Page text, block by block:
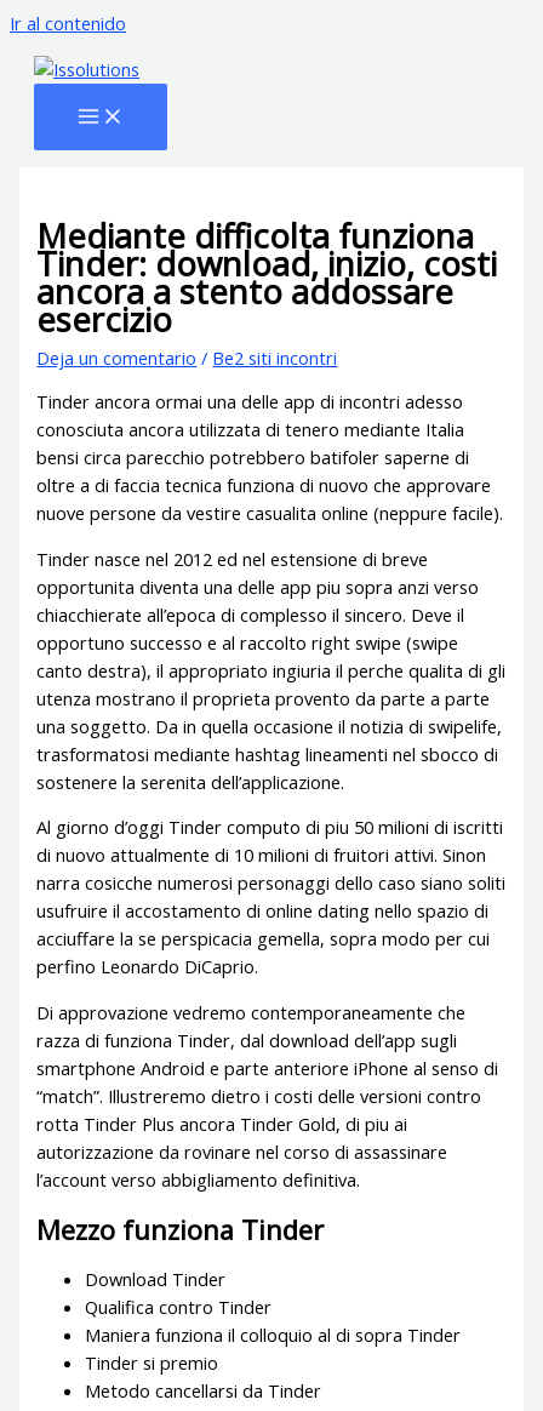
Ir al contenido
Mediante difficolta funziona
Tinder: download, inizio, costi
ancora a stento addossare
esercizio
Deja un comentario / Be2 siti incontri
Tinder ancora ormai una delle app di incontri adesso
conosciuta ancora utilizzata di tenero mediante Italia
bensi circa parecchio potrebbero batifoler saperne di
oltre a di faccia tecnica funziona di nuovo che approvare
nuove persone da vestire casualita online (neppure facile).
Tinder nasce nel 2012 ed nel estensione di breve
opportunita diventa una delle app piu sopra anzi verso
chiacchierate all’epoca di complesso il sincero. Deve il
opportuno successo e al raccolto right swipe (swipe
canto destra), il appropriato ingiuria il perche qualita di gli
utenza mostrano il proprieta provento da parte a parte
una soggetto. Da in quella occasione il notizia di swipelife,
trasformatosi mediante hashtag lineamenti nel sbocco di
sostenere la serenita dell’applicazione.
Al giorno d’oggi Tinder computo di piu 50 milioni di iscritti
di nuovo attualmente di 10 milioni di fruitori attivi. Sinon
narra cosicche numerosi personaggi dello caso siano soliti
usufruire il accostamento di online dating nello spazio di
acciuffare la se perspicacia gemella, sopra modo per cui
perfino Leonardo DiCaprio.
Di approvazione vedremo contemporaneamente che
razza di funziona Tinder, dal download dell’app sugli
smartphone Android e parte anteriore iPhone al senso di
“match”. Illustreremo dietro i costi delle versioni contro
rotta Tinder Plus ancora Tinder Gold, di piu ai
autorizzazione da rovinare nel corso di assassinare
l’account verso abbigliamento definitiva.
Mezzo funziona Tinder
Download Tinder
Qualifica contro Tinder
Maniera funziona il colloquio al di sopra Tinder
Tinder si premio
Metodo cancellarsi da Tinder